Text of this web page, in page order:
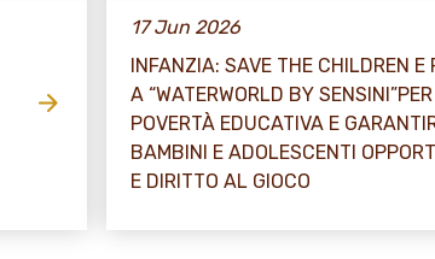
17 Jun 2026
INFANZIA: SAVE THE CHILDREN E
A “WATERWORLD BY
POVERTÀ EDUCATIVA E
BAMBINI E ADOLESCENTI
E DIRITTO AL GIOCO